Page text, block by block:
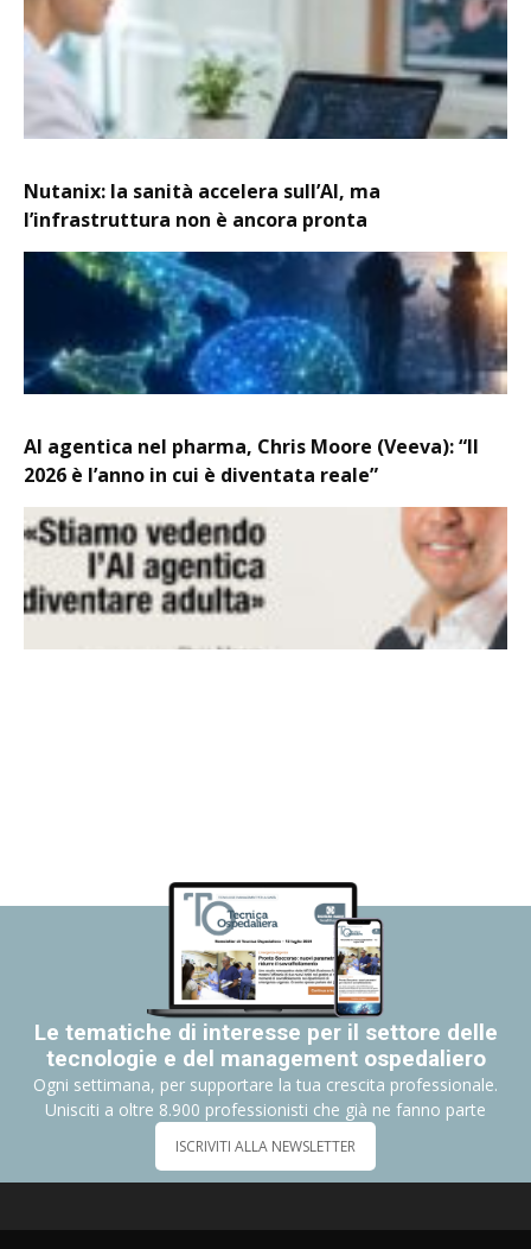
Nutanix: la sanità accelera sull’AI, ma
l’infrastruttura non è ancora pronta
AI agentica nel pharma, Chris Moore (Veeva): “Il
2026 è l’anno in cui è diventata reale”
Le tematiche di interesse per il settore delle
tecnologie e del management ospedaliero
Ogni settimana, per supportare la tua crescita professionale.
Unisciti a oltre 8.900 professionisti che già ne fanno parte
ISCRIVITI ALLA NEWSLETTER